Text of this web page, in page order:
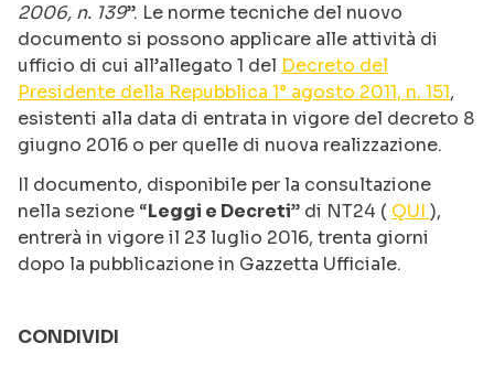
2006, n. 139”. Le norme tecniche del nuovo
documento si possono applicare alle attività di
ufficio di cui all’allegato 1 del Decreto del
Presidente della Repubblica 1° agosto 2011, n. 151,
esistenti alla data di entrata in vigore del decreto 8
giugno 2016 o per quelle di nuova realizzazione.
Il documento, disponibile per la consultazione
nella sezione “Leggi e Decreti” di NT24 ( QUI ),
entrerà in vigore il 23 luglio 2016, trenta giorni
dopo la pubblicazione in Gazzetta Ufficiale.
CONDIVIDI